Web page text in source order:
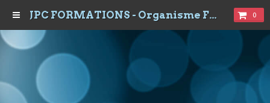
JPC FORMATIONS - Organisme Formations à Dijon 0